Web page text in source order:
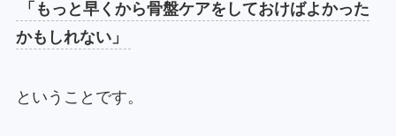
「もっと早くから骨盤ケアをしておけばよかった
かもしれない」
ということです。